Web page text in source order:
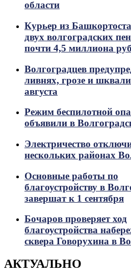
области
Курьер из
двух волгоградских
почти 4,5 миллиона
Волгоградцев
ливнях, грозе и
августа
Режим беспилотной
объявили в
Электричество
нескольких районах
Основные работы по
благоустройству в
завершат к 1 сентября
Бочаров проверяет ход
благоустройства
сквера Говорухина в
АКТУАЛЬНО